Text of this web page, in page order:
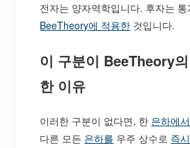
전자는 양자역학입니다. 후자는 통
BeeTheory에 적용한 것입니다.
이 구분이 BeeTheory
한 이유
이러한 구분이 없다면, 한 은하에서
다른 모든 은하를 우주 상수로 즉